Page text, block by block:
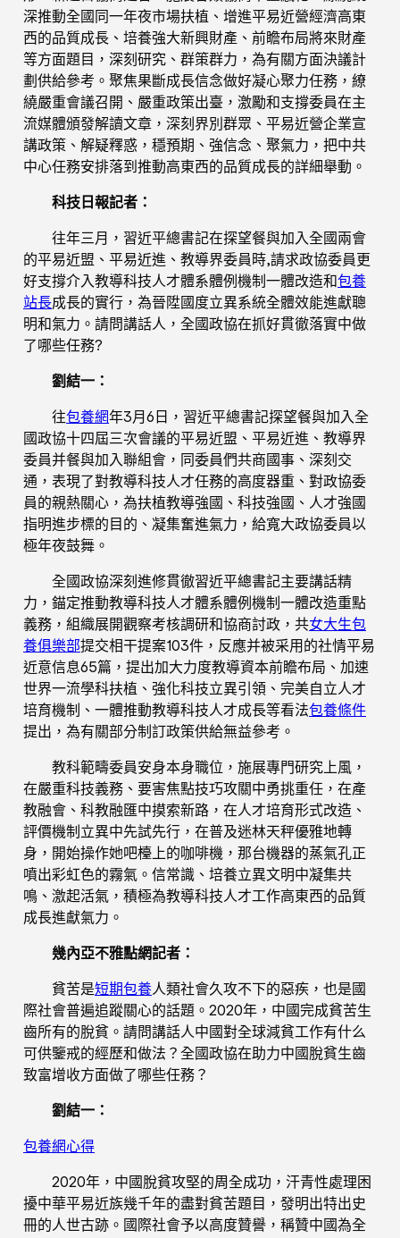
深推動全國同一年夜市場扶植、增進平易近營經濟高東
西的品質成長、培養強大新興財產、前瞻布局將來財產
等方面題目，深刻研究、群策群力，為有關方面決議計
劃供給參考。聚焦果斷成長信念做好凝心聚力任務，繚
繞嚴重會議召開、嚴重政策出臺，激勵和支撐委員在主
流媒體頒發解讀文章，深刻界別群眾、平易近營企業宣
講政策、解疑釋惑，穩預期、強信念、聚氣力，把中共
中心任務安排落到推動高東西的品質成長的詳細舉動。
科技日報記者：
往年三月，習近平總書記在探望餐與加入全國兩會
的平易近盟、平易近進、教導界委員時,請求政協委員更
好支撐介入教導科技人才體系體例機制一體改造和包養
站長成長的實行，為晉陞國度立異系統全體效能進獻聰
明和氣力。請問講話人，全國政協在抓好貫徹落實中做
了哪些任務?
劉結一：
往包養網年3月6日，習近平總書記探望餐與加入全
國政協十四屆三次會議的平易近盟、平易近進、教導界
委員并餐與加入聯組會，同委員們共商國事、深刻交
通，表現了對教導科技人才任務的高度器重、對政協委
員的親熱關心，為扶植教導強國、科技強國、人才強國
指明進步標的目的、凝集奮進氣力，給寬大政協委員以
極年夜鼓舞。
全國政協深刻進修貫徹習近平總書記主要講話精
力，錨定推動教導科技人才體系體例機制一體改造重點
義務，組織展開觀察考核調研和協商討政，共女大生包
養俱樂部提交相干提案103件，反應并被采用的社情平易
近意信息65篇，提出加大力度教導資本前瞻布局、加速
世界一流學科扶植、強化科技立異引領、完美自立人才
培育機制、一體推動教導科技人才成長等看法包養條件
提出，為有關部分制訂政策供給無益參考。
教科範疇委員安身本身職位，施展專門研究上風，
在嚴重科技義務、要害焦點技巧攻關中勇挑重任，在產
教融會、科教融匯中摸索新路，在人才培育形式改造、
評價機制立異中先試先行，在普及迷林天秤優雅地轉
身，開始操作她吧檯上的咖啡機，那台機器的蒸氣孔正
噴出彩虹色的霧氣。信常識、培養立異文明中凝集共
鳴、激起活氣，積極為教導科技人才工作高東西的品質
成長進獻氣力。
幾內亞不雅點網記者：
貧苦是短期包養人類社會久攻不下的惡疾，也是國
際社會普遍追蹤關心的話題。2020年，中國完成貧苦生
齒所有的脫貧。請問講話人中國對全球減貧工作有什么
可供鑒戒的經歷和做法？全國政協在助力中國脫貧生齒
致富增收方面做了哪些任務？
劉結一：
包養網心得
2020年，中國脫貧攻堅的周全成功，汗青性處理困
擾中華平易近族幾千年的盡對貧苦題目，發明出特出史
冊的人世古跡。國際社會予以高度贊譽，稱贊中國為全